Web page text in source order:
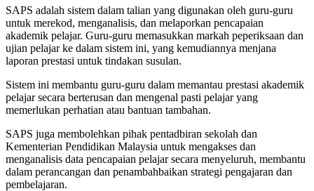
SAPS adalah sistem dalam talian yang digunakan oleh guru-guru
untuk merekod, menganalisis, dan melaporkan pencapaian
akademik pelajar. Guru-guru memasukkan markah peperiksaan dan
ujian pelajar ke dalam sistem ini, yang kemudiannya menjana
laporan prestasi untuk tindakan susulan.
Sistem ini membantu guru-guru dalam memantau prestasi akademik
pelajar secara berterusan dan mengenal pasti pelajar yang
memerlukan perhatian atau bantuan tambahan.
SAPS juga membolehkan pihak pentadbiran sekolah dan
Kementerian Pendidikan Malaysia untuk mengakses dan
menganalisis data pencapaian pelajar secara menyeluruh, membantu
dalam perancangan dan penambahbaikan strategi pengajaran dan
pembelajaran.